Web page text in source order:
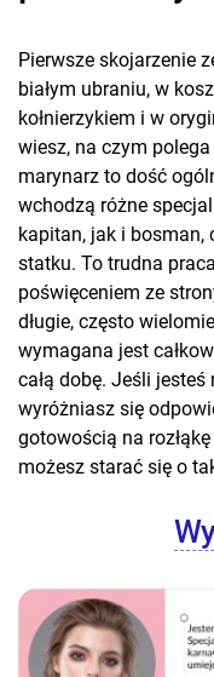
Pierwsze skojarzenie
białym ubraniu, w
kołnierzykiem i w
wiesz, na czym
marynarz to dość
wchodzą różne
kapitan, jak i bosman,
statku. To trudna
poświęceniem ze
długie, często
wymagana jest
całą dobę. Jeśli
wyróżniasz się
gotowością na
możesz starać się o